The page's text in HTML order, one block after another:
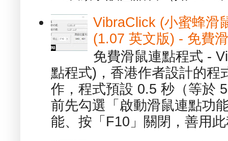
VibraClick (小蜜蜂滑
(1.07 英文版) - 免費
免費滑鼠連點程式 -
點程式)，香港作者設計的程
作，程式預設 0.5 秒（等於
前先勾選「啟動滑鼠連點功
能、按「F10」關閉，善用